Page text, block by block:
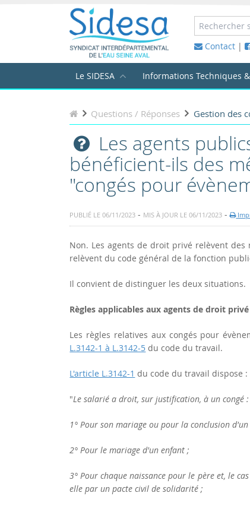
Contact |
Le SIDESA Informations Techniques
Questions / Réponses Gestion des
Les agents
bénéficient-ils des
"congés pour
PUBLIÉ LE 06/11/2023 - MIS À JOUR LE 06/11/2023 -
Non. Les agents de droit privé relèvent
relèvent du code général de la fonction
Il convient de distinguer les deux situations.
Règles applicables aux agents de droit privé
Les règles relatives aux congés pour
L.3142-1 à L.3142-5 du code du travail.
L'article L.3142-1 du code du travail dispose :
"Le salarié a droit, sur justification, à un congé :
1° Pour son mariage ou pour la conclusion
2° Pour le mariage d'un enfant ;
3° Pour chaque naissance pour le père et, le
elle par un pacte civil de solidarité ;